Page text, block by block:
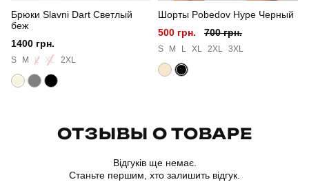
Брюки Slavni Dart Светлый
беж
1400 грн.
S M L XL 2XL
Шорты Pobedov Hype Черный
500 грн.
700 грн.
S M L XL 2XL 3XL
ОТЗЫВЫ О ТОВАРЕ
Відгуків ще немає.
Станьте першим, хто залишить відгук.